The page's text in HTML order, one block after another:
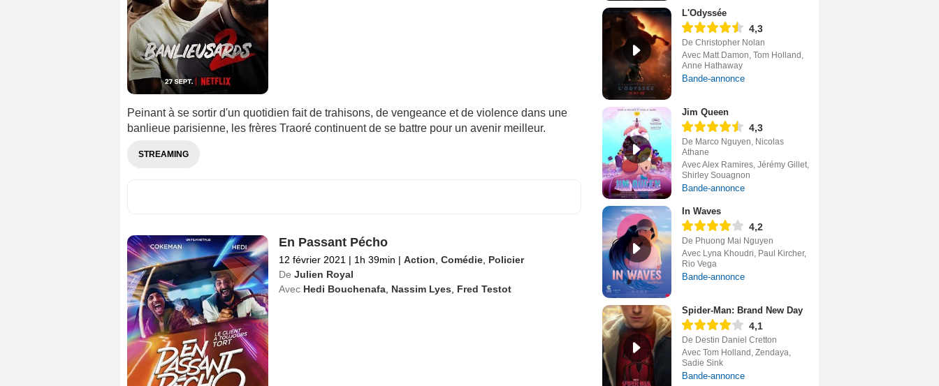
Peinant à se sortir d'un quotidien fait de trahisons, de vengeance et de violence dans une
banlieue parisienne, les frères Traoré continuent de se battre pour un avenir meilleur.
STREAMING
En Passant Pécho
12 février 2021 | 1h 39min | Action Comédie, Policier
De Julien Royal
Avec Hedi Bouchenafa, Nassim Lyes Fred Testot
L'Odyssée
4,3
De Christopher Nolan
Avec Matt Damon, Tom Holland,
Anne Hathaway
Bande-annonce
Jim Queen
4,3
De Marco Nguyen, Nicolas
Athane
Avec Alex Ramires, Jérémy Gillet,
Shirley Souagnon
Bande-annonce
In Waves
4,2
De Phuong Mai Nguyen
Avec Lyna Khoudri, Paul Kircher,
Rio Vega
Bande-annonce
Spider-Man: Brand New Day
4,1
De Destin Daniel Cretton
Avec Tom Holland, Zendaya,
Sadie Sink
Bande-annonce